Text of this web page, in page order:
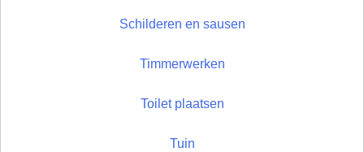
Schilderen en sausen
Timmerwerken
Toilet plaatsen
Tuin